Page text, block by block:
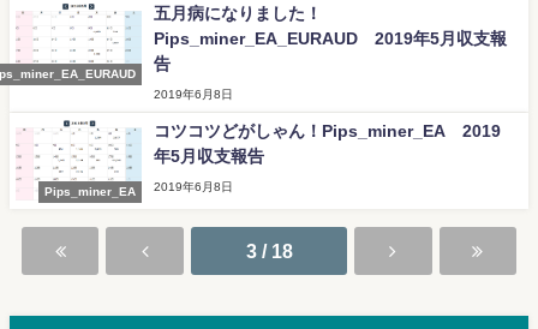
五月病になりました！
Pips_miner_EA_EURAUD 2019年5月収支報
告
2019年6月8日
Pips_miner_EA
コツコツどがしゃん！Pips_miner_EA 2019
年5月収支報告
2019年6月8日
3 / 18